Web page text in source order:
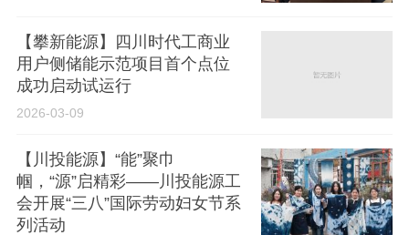
【攀新能源】四川时代工商业
用户侧储能示范项目首个点位
成功启动试运行
2026-03-09
【川投能源】“能”聚巾
帼，“源”启精彩——川投能源工
会开展“三八”国际劳动妇女节系
列活动